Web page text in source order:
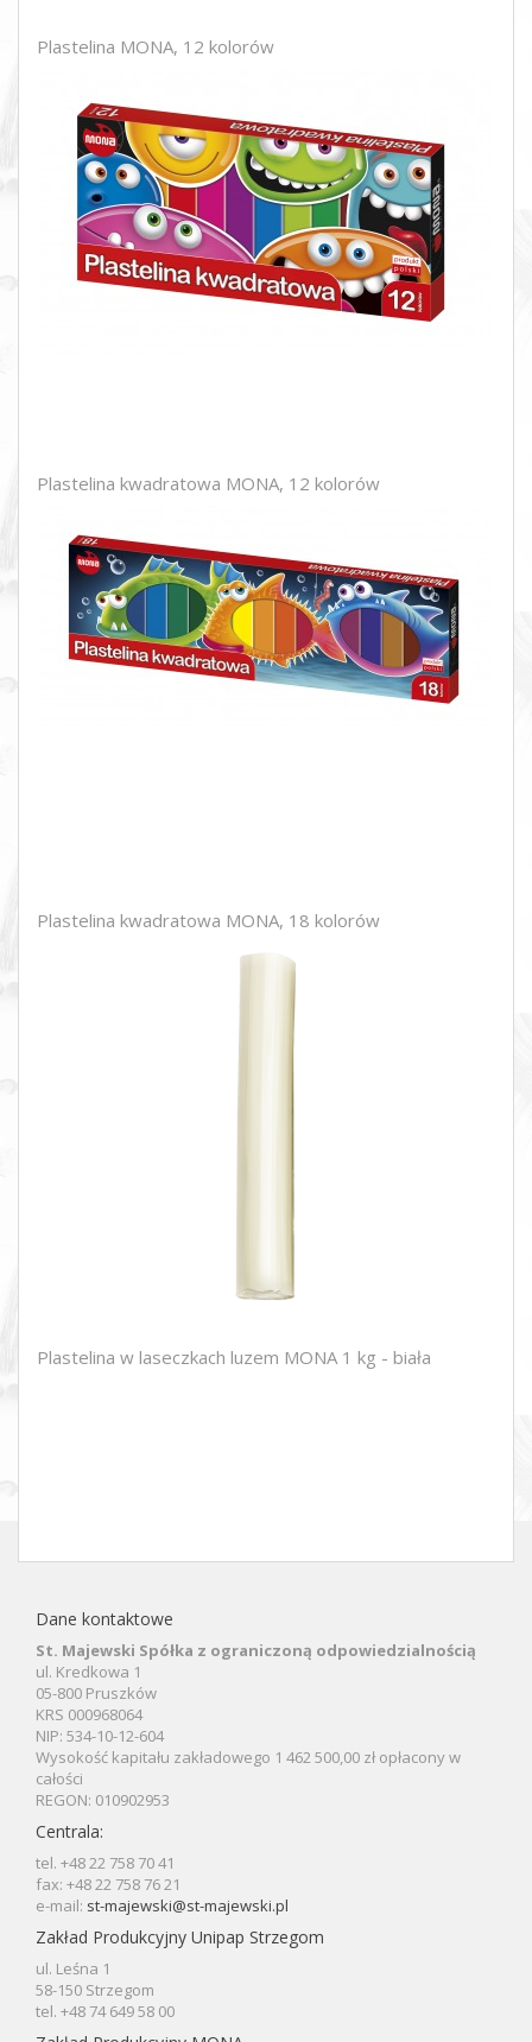
Plastelina MONA, 12 kolorów
Plastelina kwadratowa MONA, 12 kolorów
Plastelina kwadratowa MONA, 18 kolorów
Plastelina w laseczkach luzem MONA 1 kg - biała
Dane kontaktowe
St. Majewski Spółka z ograniczoną odpowiedzialnością
ul. Kredkowa 1
05-800 Pruszków
KRS 000968064
NIP: 534-10-12-604
Wysokość kapitału zakładowego 1 462 500,00 zł opłacony w
całości
REGON: 010902953
Centrala:
tel. +48 22 758 70 41
fax: +48 22 758 76 21
e-mail: st-majewski@st-majewski.pl
Zakład Produkcyjny Unipap Strzegom
ul. Leśna 1
58-150 Strzegom
tel. +48 74 649 58 00